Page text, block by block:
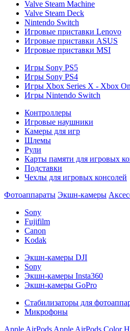
Valve Steam Machine
Valve Steam Deck
Nintendo Switch
Игровые приставки Lenovo
Игровые приставки ASUS
Игровые приставки MSI
Игры Sony PS5
Игры Sony PS4
Игры Xbox Series X - Xbox
Игры Nintendo Switch
Контроллеры
Игровые наушники
Камеры для игр
Шлемы
Рули
Карты памяти для игровых
Подставки
Чехлы для игровых консолей
Фотоаппараты Экшн-камеры
Sony
Fujifilm
Canon
Kodak
Экшн-камеры DJI
Sony
Экшн-камеры Insta360
Экшн-камеры GoPro
Стабилизаторы для
Микрофоны
Apple AirPods Apple AirPods Color